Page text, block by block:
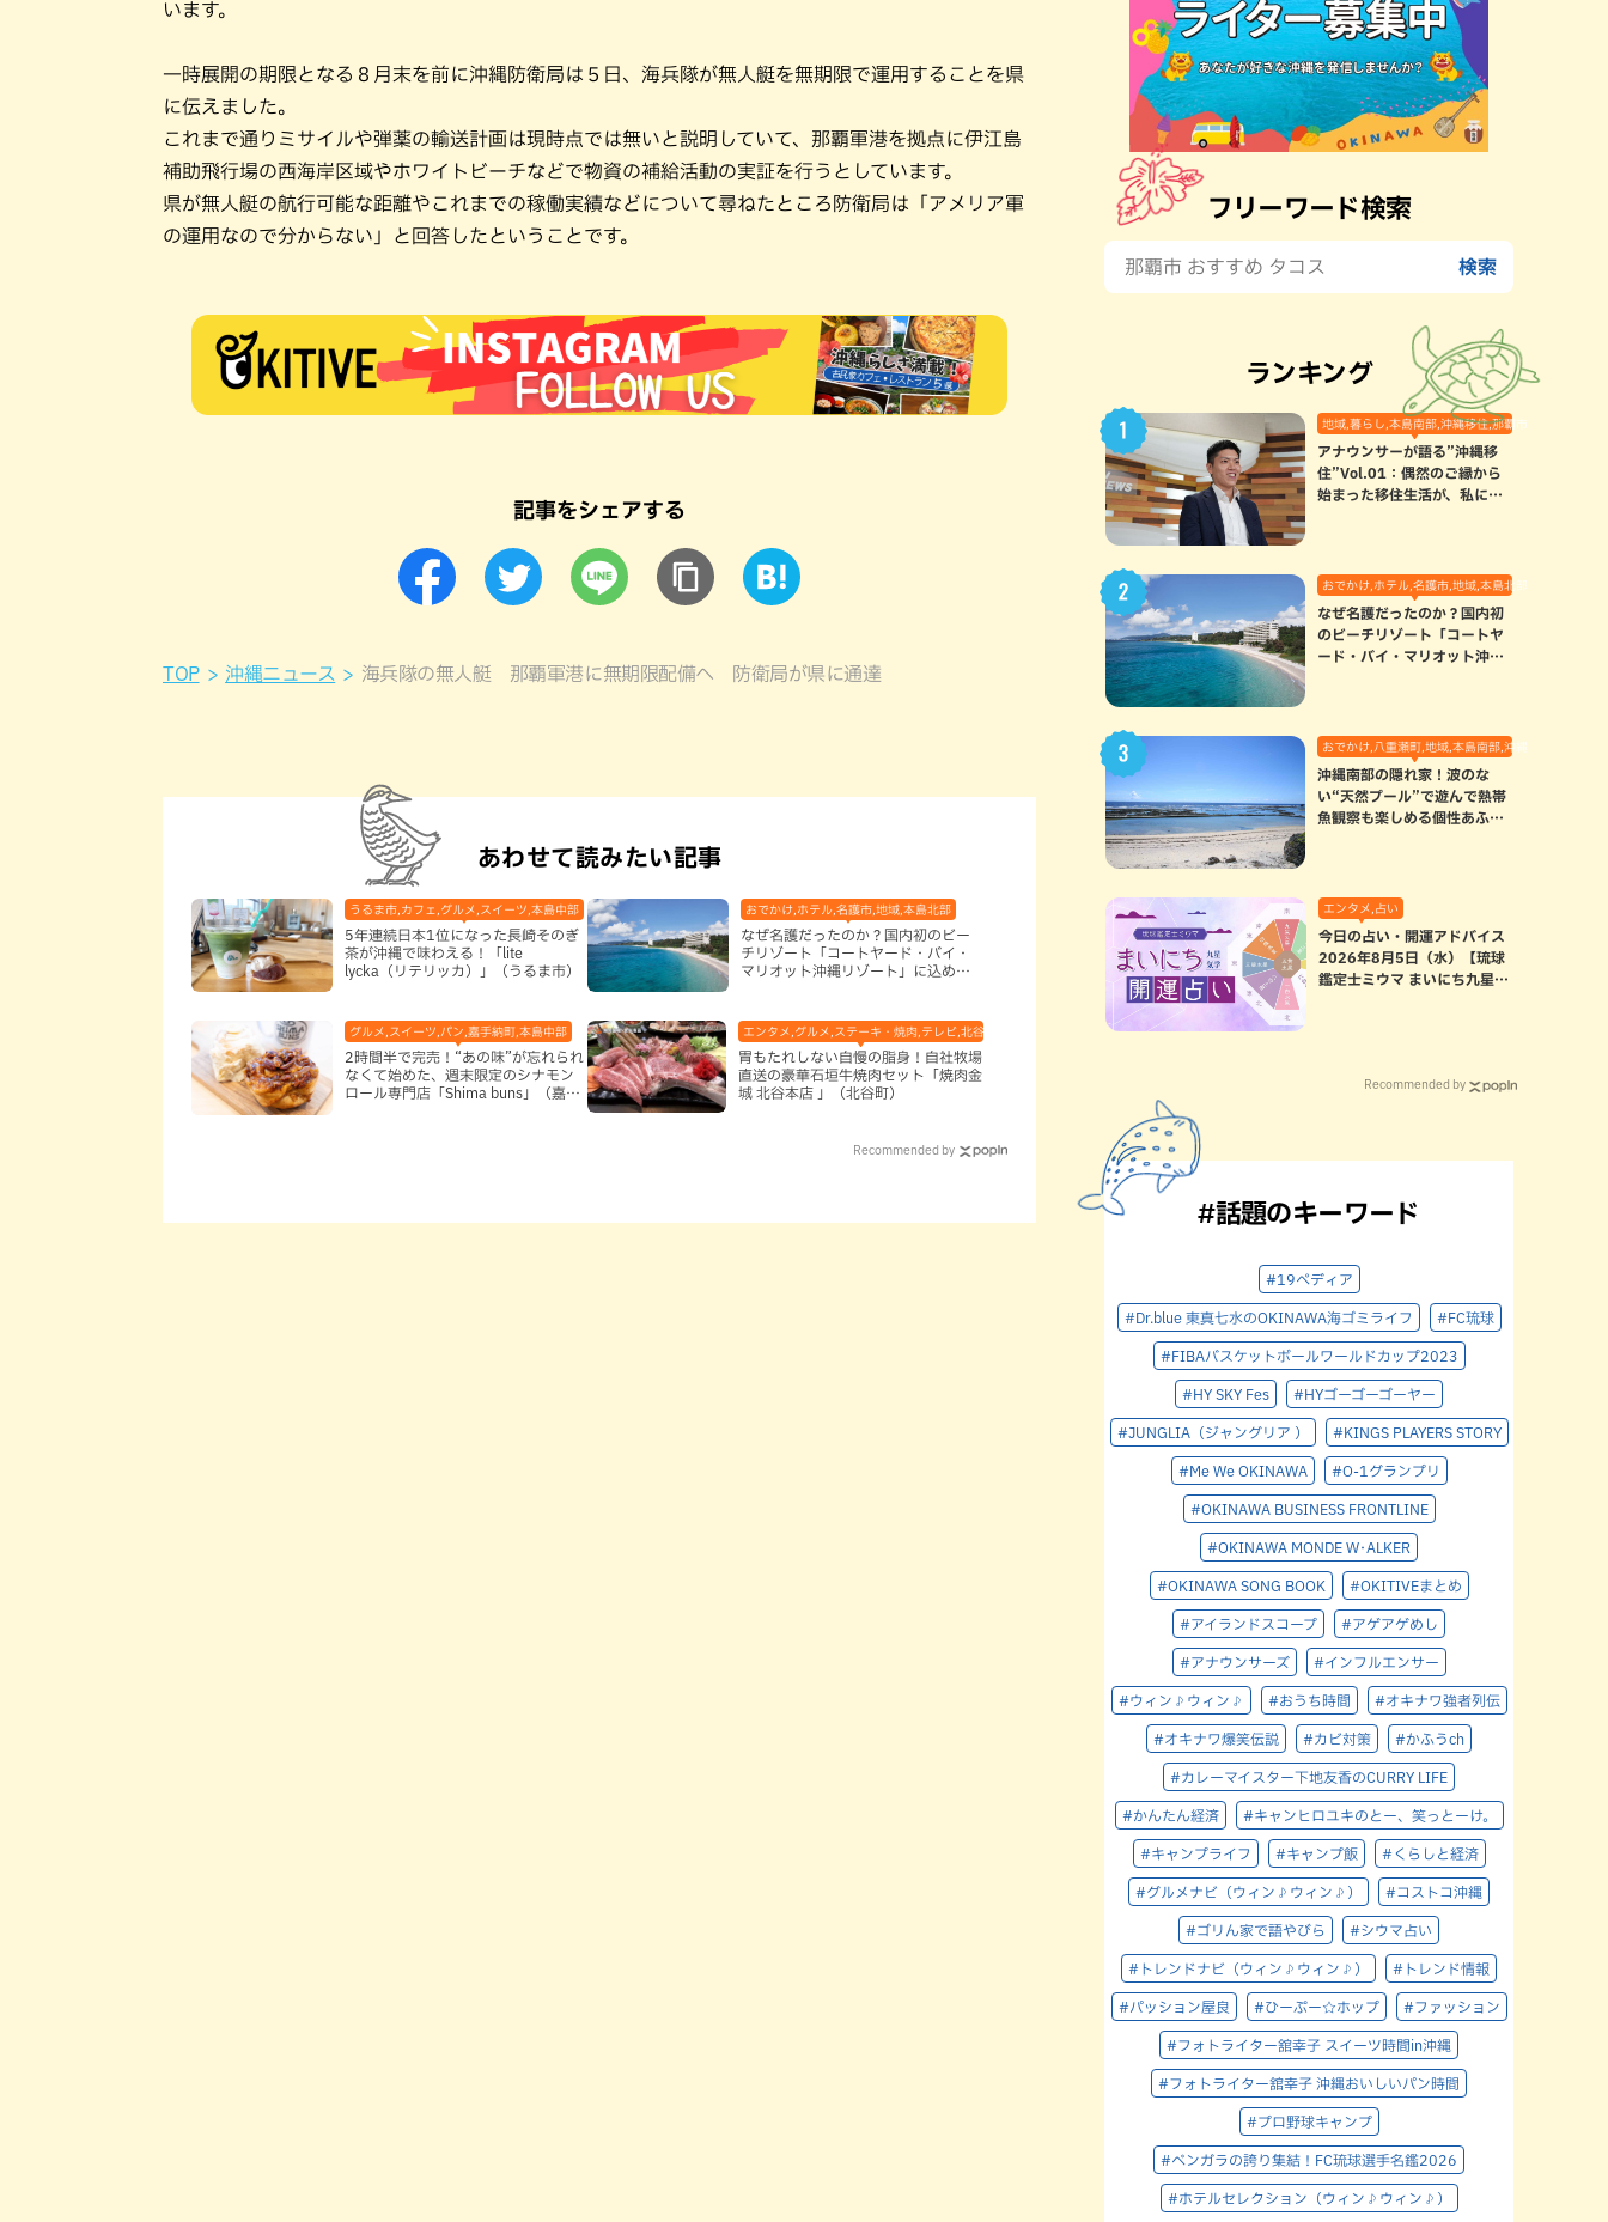
います。
一時展開の期限となる８月末を前に沖縄防衛局は５日、海兵隊が無人艇を無期限で運用することを県
に伝えました。
これまで通りミサイルや弾薬の輸送計画は現時点では無いと説明していて、那覇軍港を拠点に伊江島
補助飛行場の西海岸区域やホワイトビーチなどで物資の補給活動の実証を行うとしています。
県が無人艇の航行可能な距離やこれまでの稼働実績などについて尋ねたところ防衛局は「アメリア軍
の運用なので分からない」と回答したということです。
記事をシェアする
TOP 沖縄ニュース 海兵隊の無人艇 那覇軍港に無期限配備へ 防衛局が県に通達
あわせて読みたい記事
うるま市,カフェ,グルメ,スイーツ,本島中部
5年連続日本1位になった長崎そのぎ
茶が沖縄で味わえる！「lite
lycka（リテリッカ）」（うるま市）
おでかけ,ホテル,名護市,地域,本島北部
なぜ名護だったのか？国内初のビー
チリゾート「コートヤード・バイ・
マリオット沖縄リゾート」に込めら
グルメ,スイーツ,パン,嘉手納町,本島中部
2時間半で完売！“あの味”が忘れられ
なくて始めた、週末限定のシナモン
ロール専門店「Shima buns」（嘉手
エンタメ,グルメ,ステーキ・焼肉,テレビ,北谷町,地域,本島中部
胃もたれしない自慢の脂身！自社牧場
直送の豪華石垣牛焼肉セット「焼肉金
城 北谷本店 」（北谷町）
Recommended by
フリーワード検索
ランキング
地域,暮らし,本島南部,沖縄移住,那覇市
アナウンサーが語る”沖縄移
住”Vol.01：偶然のご縁から
始まった移住生活が、私にと
おでかけ,ホテル,名護市,地域,本島北部
なぜ名護だったのか？国内初
のビーチリゾート「コートヤ
ード・バイ・マリオット沖縄
おでかけ,八重瀬町,地域,本島南部,沖縄の海,自然
沖縄南部の隠れ家！波のな
い“天然プール”で遊んで熱帯
魚観察も楽しめる個性あふれ
エンタメ,占い
今日の占い・開運アドバイス
2026年8月5日（水）【琉球
鑑定士ミウマ まいにち九星気
Recommended by
#話題のキーワード
#19ペディア
#Dr.blue 東真七水のOKINAWA海ゴミライフ #FC琉球
#FIBAバスケットボールワールドカップ2023
#HY SKY Fes #HYゴーゴーゴーヤー
#JUNGLIA（ジャングリア ） #KINGS PLAYERS STORY
#Me We OKINAWA #O-1グランプリ
#OKINAWA BUSINESS FRONTLINE
#OKINAWA MONDE W･ALKER
#OKINAWA SONG BOOK #OKITIVEまとめ
#アイランドスコープ #アゲアゲめし
#アナウンサーズ #インフルエンサー
#ウィン♪ウィン♪ #おうち時間 #オキナワ強者列伝
#オキナワ爆笑伝説 #カビ対策 #かふうch
#カレーマイスター下地友香のCURRY LIFE
#かんたん経済 #キャンヒロユキのとー、笑っとーけ。
#キャンプライフ #キャンプ飯 #くらしと経済
#グルメナビ（ウィン♪ウィン♪） #コストコ沖縄
#ゴリん家で語やびら #シウマ占い
#トレンドナビ（ウィン♪ウィン♪） #トレンド情報
#パッション屋良 #ひーぷー☆ホップ #ファッション
#フォトライター舘幸子 スイーツ時間in沖縄
#フォトライター舘幸子 沖縄おいしいパン時間
#プロ野球キャンプ
#ベンガラの誇り集結！FC琉球選手名鑑2026
#ホテルセレクション（ウィン♪ウィン♪）